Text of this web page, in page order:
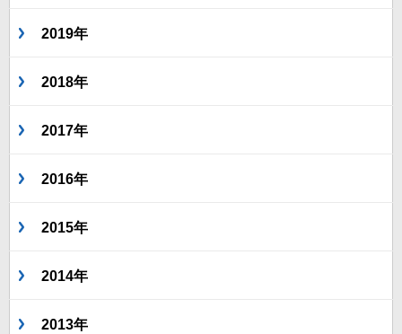
2019年
2018年
2017年
2016年
2015年
2014年
2013年